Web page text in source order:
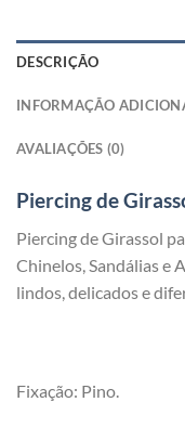
DESCRIÇÃO
INFORMAÇÃO
AVALIAÇÕES (0)
Piercing de
Piercing de Girassol
Chinelos, Sandálias e
lindos, delicados e
Fixação: Pino.